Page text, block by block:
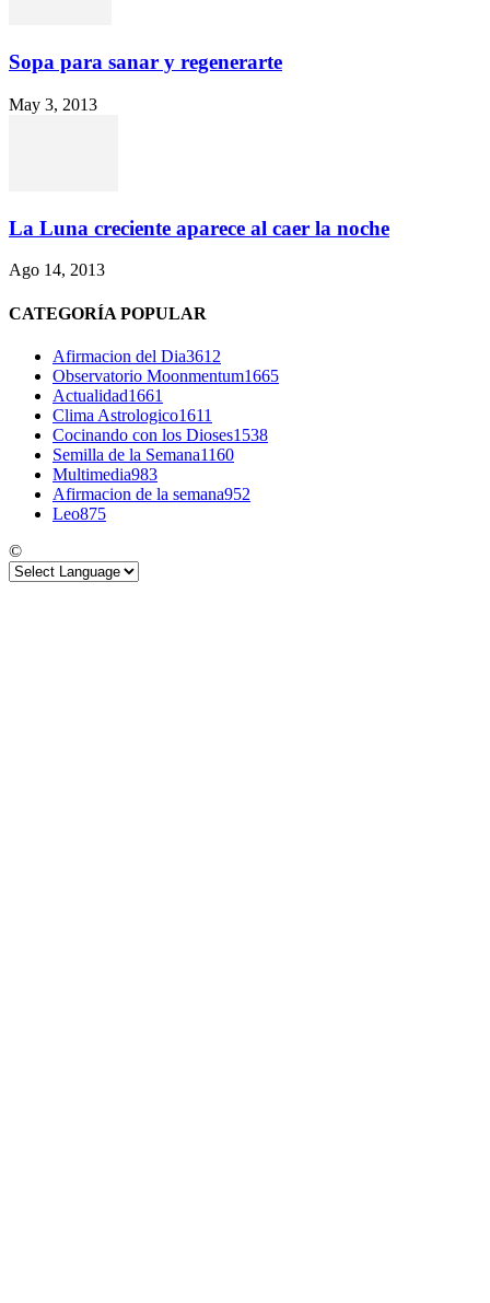
Sopa para sanar y regenerarte
May 3, 2013
La Luna creciente aparece al caer la noche
Ago 14, 2013
CATEGORÍA POPULAR
Afirmacion del Dia3612
Observatorio Moonmentum1665
Actualidad1661
Clima Astrologico1611
Cocinando con los Dioses1538
Semilla de la Semana1160
Multimedia983
Afirmacion de la semana952
Leo875
©